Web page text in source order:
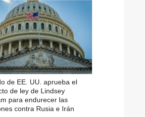
de EE. UU. aprueba el
de ley de Lindsey
para endurecer las
contra Rusia e Irán